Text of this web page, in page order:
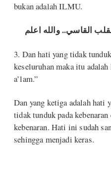
bukan adalah ILMU.
القاسي.. والله اعلم
3. Dan hati yang tidak
keseluruhan maka itu
a’lam.”
Dan yang ketiga adalah hati
tidak tunduk pada
kebenaran. Hati ini sudah
sehingga menjadi keras.